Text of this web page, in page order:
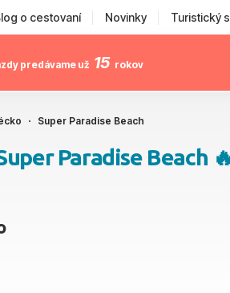
o cestovaní Novinky Turistický
predávame už 15 rokov
Super Paradise Beach
Paradise Beach